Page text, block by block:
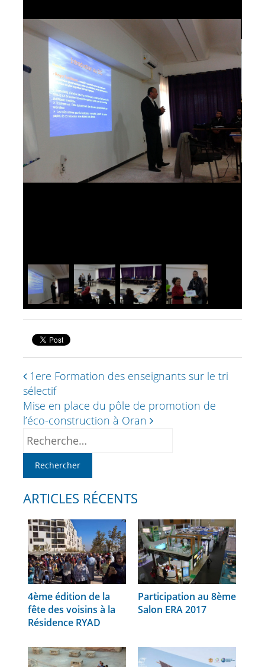
1ere Formation des enseignants sur le tri
sélectif
Mise en place du pôle de promotion de
l’éco-construction à Oran
ARTICLES RÉCENTS
4ème édition de la
fête des voisins à la
Résidence RYAD
Participation au 8ème
Salon ERA 2017